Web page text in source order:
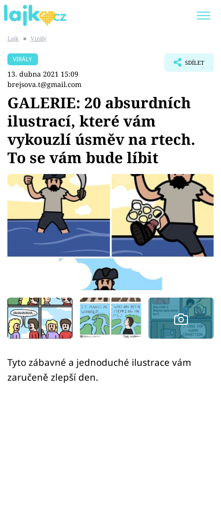
SHOPAHOLICADEL
Témata
Showbyznys
Youtubeři
Virály
Sex a vztahy
Videa
Sledujte prima+
Přihlášení
Sledujte nás
Lajk ■ Virály
VIRÁLY
13. dubna 2021 15:09
brejsova.t@gmail.com
SDÍLET
GALERIE: 20 absurdních
ilustrací, které vám
vykouzlí úsměv na rtech.
To se vám bude líbit
Tyto zábavné a jednoduché ilustrace vám
zaručeně zlepší den.